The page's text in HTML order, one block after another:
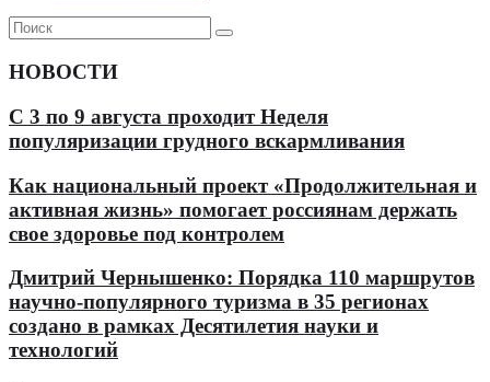
НОВОСТИ
С 3 по 9 августа проходит Неделя
популяризации грудного вскармливания
Как национальный проект «Продолжительная и
активная жизнь» помогает россиянам держать
свое здоровье под контролем
Дмитрий Чернышенко: Порядка 110 маршрутов
научно-популярного туризма в 35 регионах
создано в рамках Десятилетия науки и
технологий